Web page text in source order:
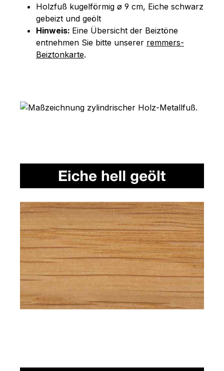
Holzfuß kugelförmig ø 9 cm, Eiche schwarz
gebeizt und geölt
Hinweis: Eine Übersicht der Beiztöne
entnehmen Sie bitte unserer remmers-
Beiztonkarte.